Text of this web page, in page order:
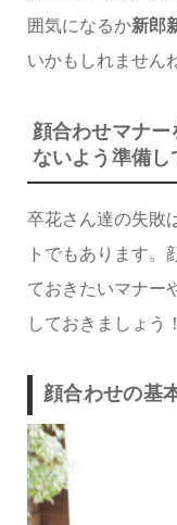
囲気になるか新郎
いかもしれません
顔合わせマナ
ないよう準備し
卒花さん達の失敗
トでもあります。
ておきたいマナー
しておきましょう！
顔合わせの基